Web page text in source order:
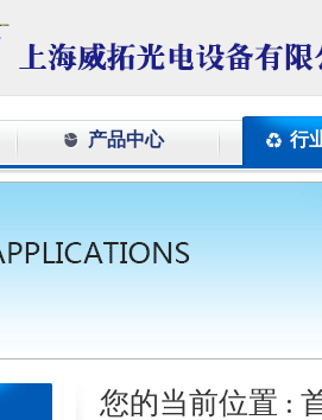
产品中心 行
您的当前位置 :